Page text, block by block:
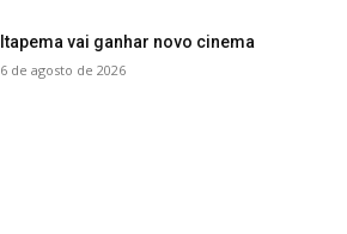
Itapema vai ganhar novo cinema
6 de agosto de 2026